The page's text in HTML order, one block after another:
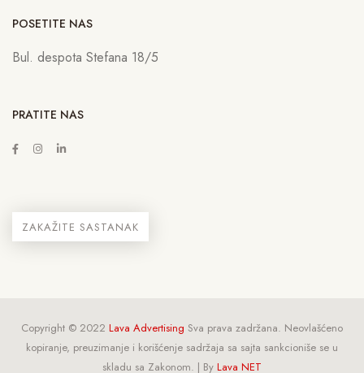
POSETITE NAS
Bul. despota Stefana 18/5
PRATITE NAS
ZAKAŽITE SASTANAK
Copyright © 2022 Lava Advertising Sva prava zadržana. Neovlašćeno
kopiranje, preuzimanje i korišćenje sadržaja sa sajta sankcioniše se u
skladu sa Zakonom. | By Lava NET